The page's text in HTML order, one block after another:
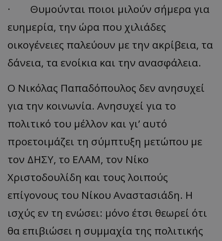
· Θυμούνται ποιοι μιλούν σήμερα για
ευημερία, την ώρα που χιλιάδες
οικογένειες παλεύουν με την ακρίβεια, τα
δάνεια, τα ενοίκια και την ανασφάλεια.
Ο Νικόλας Παπαδόπουλος δεν ανησυχεί
για την κοινωνία. Ανησυχεί για το
πολιτικό του μέλλον και γι’ αυτό
προετοιμάζει τη σύμπτυξη μετώπου με
τον ΔΗΣΥ, το ΕΛΑΜ, τον Νίκο
Χριστοδουλίδη και τους λοιπούς
επίγονους του Νίκου Αναστασιάδη. Η
ισχύς εν τη ενώσει: μόνο έτσι θεωρεί ότι
θα επιβιώσει η συμμαχία της πολιτικής